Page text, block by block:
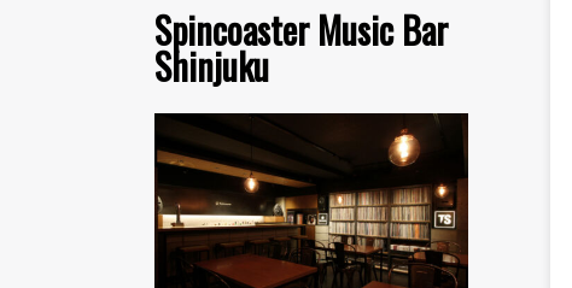
Spincoaster Music Bar
Shinjuku